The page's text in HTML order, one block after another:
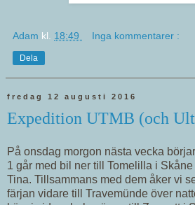
Adam kl. 18:49 Inga kommentarer :
Dela
fredag 12 augusti 2016
Expedition UTMB (och
På onsdag morgon nästa vecka
1 går med bil ner till Tomelilla i
Tina. Tillsammans med dem åker vi
färjan vidare till Travemünde över